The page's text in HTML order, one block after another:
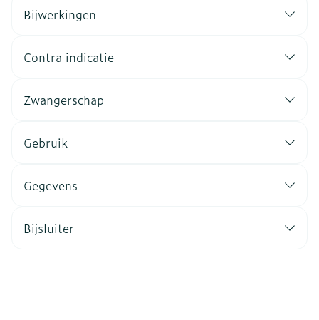
Bijwerkingen
Contra indicatie
Zwangerschap
Gebruik
Gegevens
Bijsluiter